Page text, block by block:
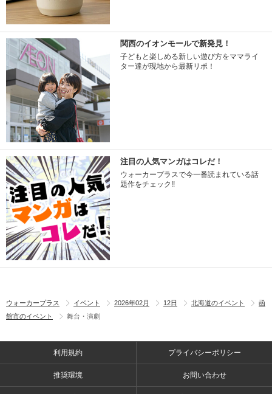
関西のイオンモールで新発見！
子どもと楽しめる新しい遊び方をママライ
ター達が現地から最新リポ！
注目の人気マンガはコレだ！
ウォーカープラスで今一番読まれている話
題作をチェック!!
ウォーカープラス イベント 2026年02月 12日 北海道のイベント
函
館市のイベント
舞台・演劇
利用規約 プライバシーポリシー
推奨環境 お問い合わせ